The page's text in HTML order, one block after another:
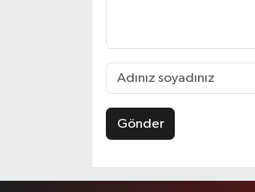
Gönder